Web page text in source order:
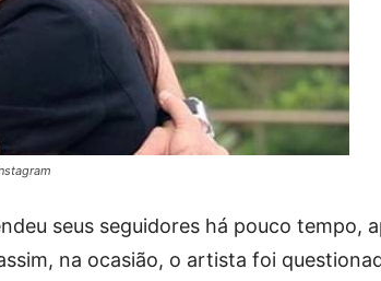
seus seguidores há pouco tempo,
na ocasião, o artista foi